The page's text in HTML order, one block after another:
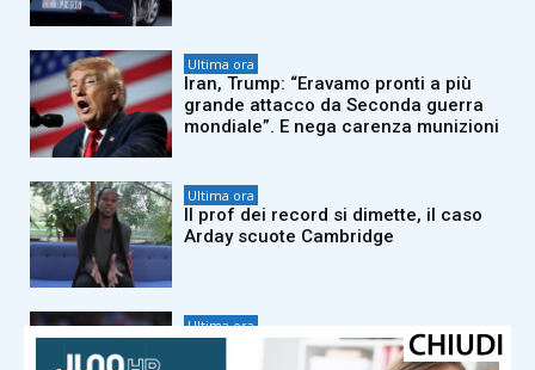
Ultima ora
Iran, Trump: “Eravamo pronti a più
grande attacco da Seconda guerra
mondiale”. E nega carenza munizioni
Ultima ora
Il prof dei record si dimette, il caso
Arday scuote Cambridge
Ultima ora
Sorpresa a Montreal, Zverev subito